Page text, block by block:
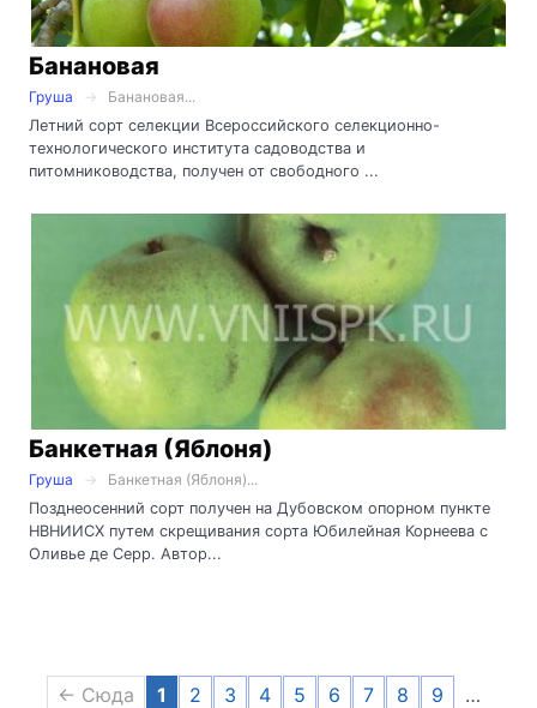
Банановая
Груша
Банановая...
Летний сорт селекции Всероссийского селекционно-
технологического института садоводства и
питомниководства, получен от свободного ...
Банкетная (Яблоня)
Груша
Банкетная (Яблоня)...
Позднеосенний сорт получен на Дубовском опорном пункте
НВНИИСХ путем скрещивания сорта Юбилейная Корнеева с
Оливье де Серр. Автор...
← Сюда 1 2 3 4 5 6 7 8 9
…